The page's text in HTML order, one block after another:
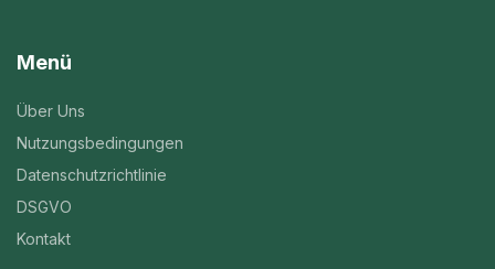
Menü
Über Uns
Nutzungsbedingungen
Datenschutzrichtlinie
DSGVO
Kontakt